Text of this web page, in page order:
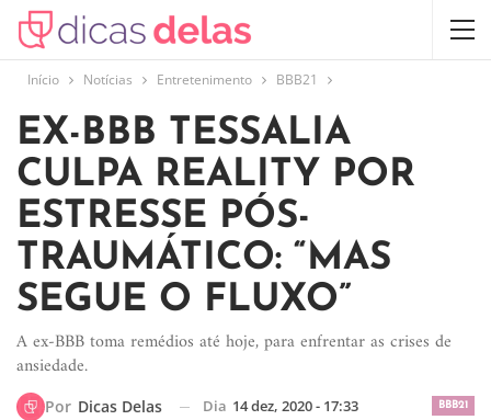
Início Notícias Entretenimento BBB21
EX-BBB TESSALIA
CULPA REALITY POR
ESTRESSE PÓS-
TRAUMÁTICO: “MAS
SEGUE O FLUXO”
A ex-BBB toma remédios até hoje, para enfrentar as crises de
ansiedade.
BBB21
Por Dicas Delas Dia 14 dez, 2020 - 17:33